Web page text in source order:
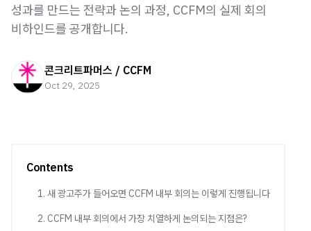
성과를 만드는 전략과 논의 과정, CCFM의 실제 회의
비하인드를 공개합니다.
콘크리트파머스 / CCFM
Oct 29, 2025
Contents
1. 새 광고주가 들어오면 CCFM 내부 회의는 이렇게 진행됩니다
2. CCFM 내부 회의에서 가장 치열하게 논의되는 지점은?